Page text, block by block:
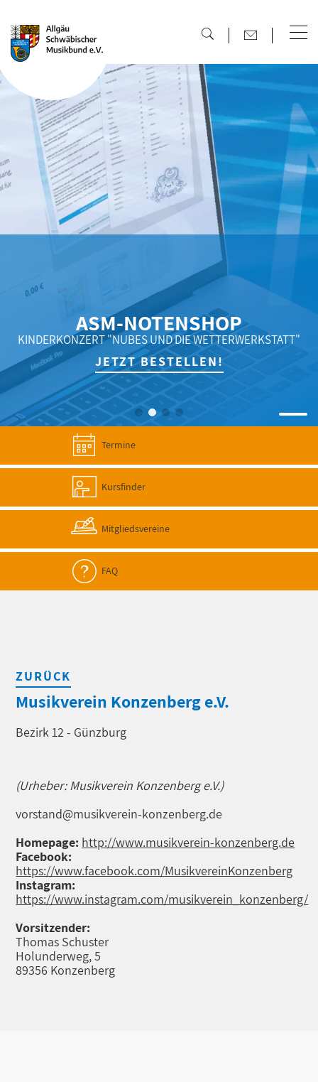
ASM-NOTENSHOP
KINDERKONZERT "NUBES UND DIE WETTERWERKSTATT"
JETZT BESTELLEN!
Termine
Kursfinder
Mitgliedsvereine
FAQ
ZURÜCK
Musikverein Konzenberg e.V.
Bezirk 12 - Günzburg
(Urheber: Musikverein Konzenberg e.V.)
vorstand@musikverein-konzenberg.de
Homepage: http://www.musikverein-konzenberg.de
Facebook:
https://www.facebook.com/MusikvereinKonzenberg
Instagram:
https://www.instagram.com/musikverein_konzenberg/
Vorsitzender:
Thomas Schuster
Holunderweg, 5
89356 Konzenberg